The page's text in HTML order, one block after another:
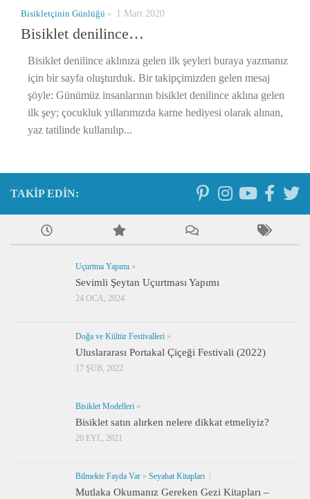
Bisikletçinin Günlüğü » 1 Mart 2020
Bisiklet denilince…
Bisiklet denilince aklınıza gelen ilk şeyleri buraya yazmanız
için bir sayfa oluşturduk. Bir takipçimizden gelen mesaj
şöyle: Günümüz insanlarının bisiklet denilince aklına gelen
ilk şey; çocukluk yıllarımızda karne hediyesi olarak alınan,
yaz tatilinde kullanılıp...
TAKIP EDIN:
Uçurtma Yapımı »
Sevimli Şeytan Uçurtması Yapımı
24 OCA, 2024
Doğa ve Kültür Festivalleri »
Uluslararası Portakal Çiçeği Festivali (2022)
17 ŞUB, 2022
Bisiklet Modelleri »
Bisiklet satın alırken nelere dikkat etmeliyiz?
20 EYL, 2021
Bilmekte Fayda Var » Seyahat Kitapları
Mutlaka Okumanız Gereken Gezi Kitapları –